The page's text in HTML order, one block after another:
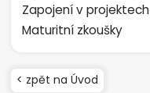
Zapojení v projektech
Maturitní zkoušky
< zpět na Úvod